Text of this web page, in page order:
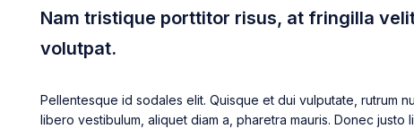
Nam tristique porttitor risus, at fringilla
volutpat.
Pellentesque id sodales elit. Quisque et dui vulputate, rutrum
libero vestibulum, aliquet diam a, pharetra mauris. Donec justo